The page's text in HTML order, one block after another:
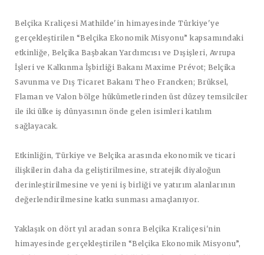
Belçika Kraliçesi Mathilde'in himayesinde Türkiye'ye
gerçekleştirilen “Belçika Ekonomik Misyonu” kapsamındaki
etkinliğe, Belçika Başbakan Yardımcısı ve Dışişleri, Avrupa
İşleri ve Kalkınma İşbirliği Bakanı Maxime Prévot; Belçika
Savunma ve Dış Ticaret Bakanı Theo Francken; Brüksel,
Flaman ve Valon bölge hükümetlerinden üst düzey temsilciler
ile iki ülke iş dünyasının önde gelen isimleri katılım
sağlayacak.
Etkinliğin, Türkiye ve Belçika arasında ekonomik ve ticari
ilişkilerin daha da geliştirilmesine, stratejik diyaloğun
derinleştirilmesine ve yeni iş birliği ve yatırım alanlarının
değerlendirilmesine katkı sunması amaçlanıyor.
Yaklaşık on dört yıl aradan sonra Belçika Kraliçesi'nin
himayesinde gerçekleştirilen “Belçika Ekonomik Misyonu”,